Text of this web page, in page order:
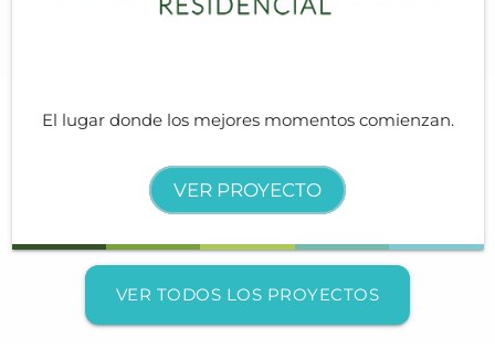
El lugar donde los mejores momentos comienzan.
VER PROYECTO
VER TODOS LOS PROYECTOS